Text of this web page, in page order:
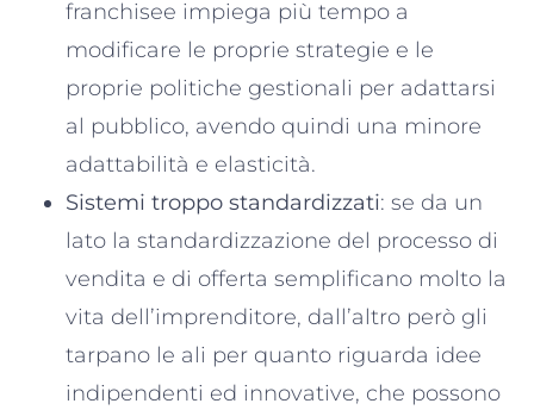
franchisee impiega più tempo a
modificare le proprie strategie e le
proprie politiche gestionali per adattarsi
al pubblico, avendo quindi una minore
adattabilità e elasticità.
Sistemi troppo standardizzati: se da un
lato la standardizzazione del processo di
vendita e di offerta semplificano molto la
vita dell’imprenditore, dall’altro però gli
tarpano le ali per quanto riguarda idee
indipendenti ed innovative, che possono